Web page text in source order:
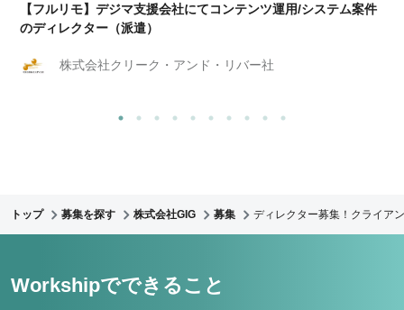
【フルリモ】デジマ支援会社にてコンテンツ運用/システム案件
のディレクター（派遣）
株式会社クリーク・アンド・リバー社
トップ 募集を探す 株式会社GIG 募集 ディレクター募集！クライア
Workshipでできること